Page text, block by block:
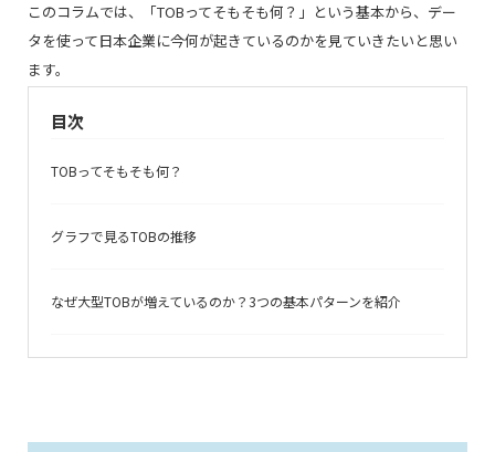
このコラムでは、「TOBってそもそも何？」という基本から、デー
タを使って日本企業に今何が起きているのかを見ていきたいと思い
ます。
目次
TOBってそもそも何？
グラフで見るTOBの推移
なぜ大型TOBが増えているのか？3つの基本パターンを紹介